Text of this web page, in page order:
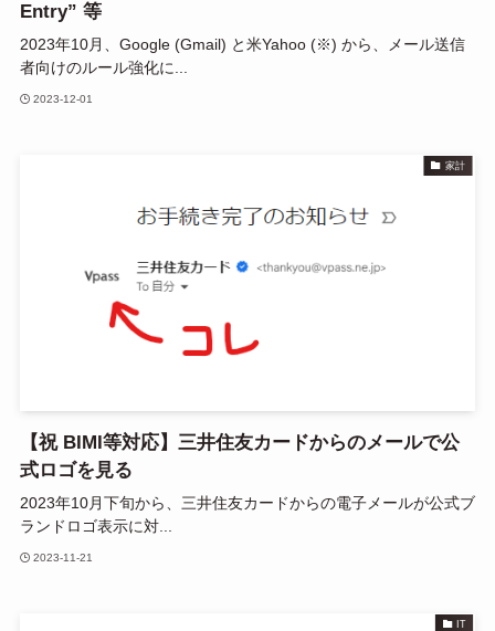
Entry” 等
2023年10月、Google (Gmail) と米Yahoo (※) から、メール送信
者向けのルール強化に...
2023-12-01
家計
【祝 BIMI等対応】三井住友カードからのメールで公
式ロゴを見る
2023年10月下旬から、三井住友カードからの電子メールが公式ブ
ランドロゴ表示に対...
2023-11-21
IT